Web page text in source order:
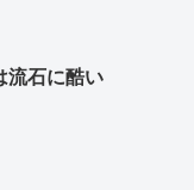
流石に酷い